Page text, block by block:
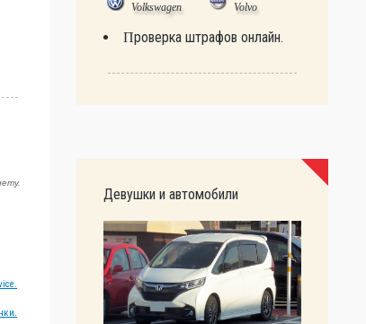
Volkswagen
Volvo
Проверка штрафов онлайн.
Девушки и автомобили